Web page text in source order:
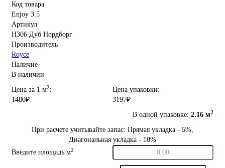
Код товара
Enjoy 3.5
Артикул
Н306 Дуб Нордборг
Производитель
Royce
Наличие
В наличии
Цена за 1 м2:
1480₽
Цена упаковки:
3197₽
В одной упаковке: 2.16 м2
При расчете учитывайте запас: Прямая укладка - 5%,
Диагональная укладка - 10%
Введите площадь м2